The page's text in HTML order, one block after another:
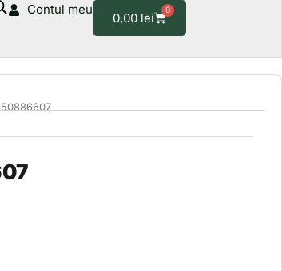
Contul meu
0,00 lei
0
Cart